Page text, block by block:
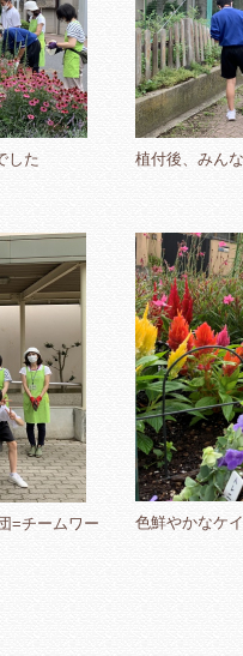
した 植付後、みん
=チームワー
色鮮やかなケ